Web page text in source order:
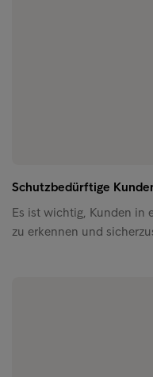
Schutzbedürftige
Es ist wichtig, Kunden in
zu erkennen und